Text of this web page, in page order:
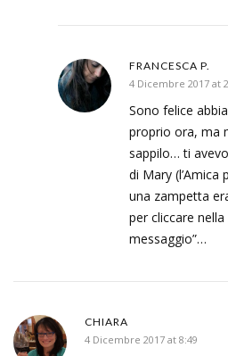
FRANCESCA P.
4 Dicembre 2017 at
Sono felice
proprio ora, ma
sappilo… ti
di Mary (l’Amica
una zampetta
per cliccare
messaggio”…
CHIARA
4 Dicembre 2017 at 8:49